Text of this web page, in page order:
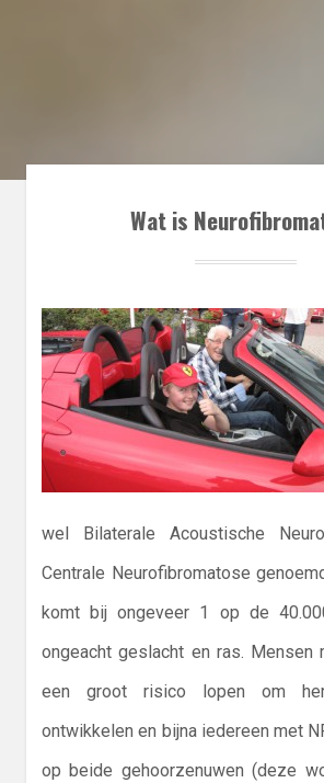
Wat is
wel Bilaterale Acoustische
Centrale Neurofibromatose
komt bij ongeveer 1 op de
ongeacht geslacht en ras. Mensen
een groot risico lopen om
ontwikkelen en bijna iedereen met
op beide gehoorzenuwen (deze